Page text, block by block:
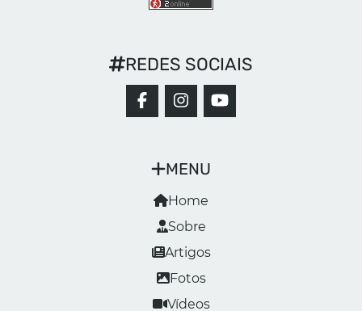
MENU
Home
Sobre
Artigos
Fotos
Vídeos
REDES SOCIAIS